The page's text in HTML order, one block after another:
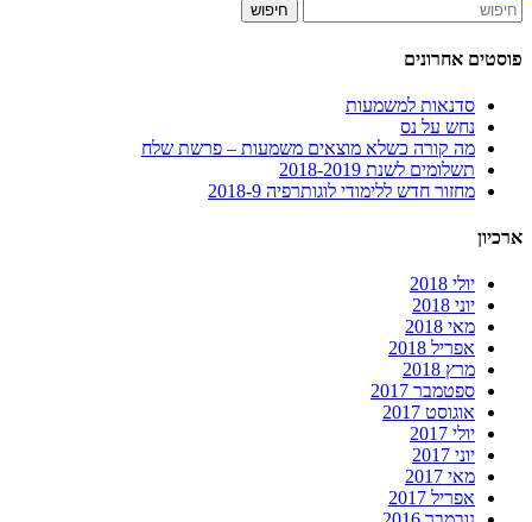
חיפוש
פוסטים אחרונים
סדנאות למשמעות
נחש על נס
מה קורה כשלא מוצאים משמעות – פרשת שלח
תשלומים לשנת 2018-2019
מחזור חדש ללימודי לוגותרפיה 2018-9
ארכיון
יולי 2018
יוני 2018
מאי 2018
אפריל 2018
מרץ 2018
ספטמבר 2017
אוגוסט 2017
יולי 2017
יוני 2017
מאי 2017
אפריל 2017